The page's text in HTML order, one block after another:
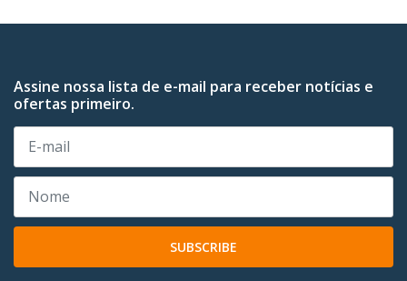
Assine nossa lista de e-mail para receber notícias e
ofertas primeiro.
SUBSCRIBE